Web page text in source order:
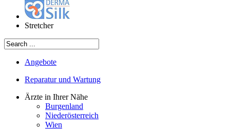
Stretcher
Angebote
Reparatur und Wartung
Ärzte in Ihrer Nähe
Burgenland
Niederösterreich
Wien